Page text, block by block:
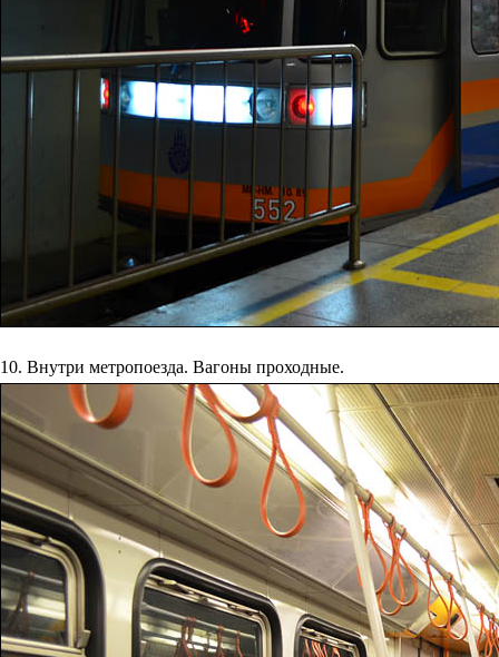
10. Внутри метропоезда. Вагоны проходные.